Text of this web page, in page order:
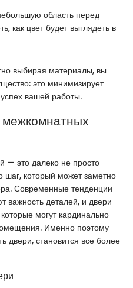
область перед
как цвет будет выглядеть в
выбирая материалы, вы
это минимизирует
вашей работы.
межкомнатных
— это далеко не просто
шаг, который может заметно
Современные тенденции
важность деталей, и двери
могут кардинально
Именно поэтому
двери, становится все более